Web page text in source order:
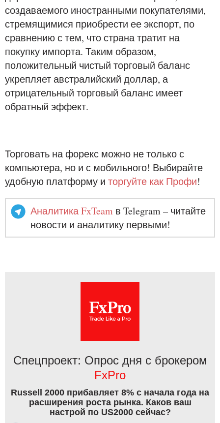
создаваемого иностранными покупателями,
стремящимися приобрести ее экспорт, по
сравнению с тем, что страна тратит на
покупку импорта. Таким образом,
положительный чистый торговый баланс
укрепляет австралийский доллар, а
отрицательный торговый баланс имеет
обратный эффект.
Торговать на форекс можно не только с
компьютера, но и с мобильного! Выбирайте
удобную платформу и торгуйте как Профи!
Аналитика FxTeam в Telegram – читайте
новости и аналитику первыми!
Спецпроект: Опрос дня с брокером
FxPro
Russell 2000 прибавляет 8% с начала года на
расширения роста рынка. Каков ваш
настрой по US2000 сейчас?